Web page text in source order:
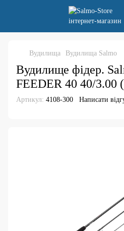
Вудилища Вудилища Salmo
Вудилище фідер.
FEEDER 40 40/3.00
Артикул: 4108-300 Написати